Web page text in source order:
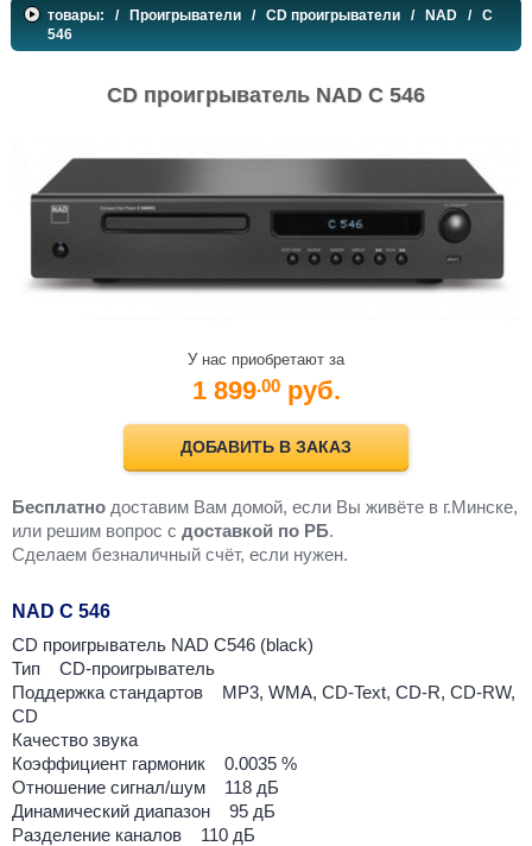
товары: / Проигрыватели / CD проигрыватели / NAD / C
546
CD проигрыватель NAD C 546
У нас приобретают за
1 899.00 руб.
ДОБАВИТЬ В ЗАКАЗ
Бесплатно доставим Вам домой, если Вы живёте в г.Минске,
или решим вопрос с доставкой по РБ.
Cделаем безналичный счёт, если нужен.
NAD C 546
CD проигрыватель NAD C546 (black)
Тип CD-проигрыватель
Поддержка стандартов MP3, WMA, CD-Text, CD-R, CD-RW,
CD
Качество звука
Коэффициент гармоник 0.0035 %
Отношение сигнал/шум 118 дБ
Динамический диапазон 95 дБ
Разделение каналов 110 дБ